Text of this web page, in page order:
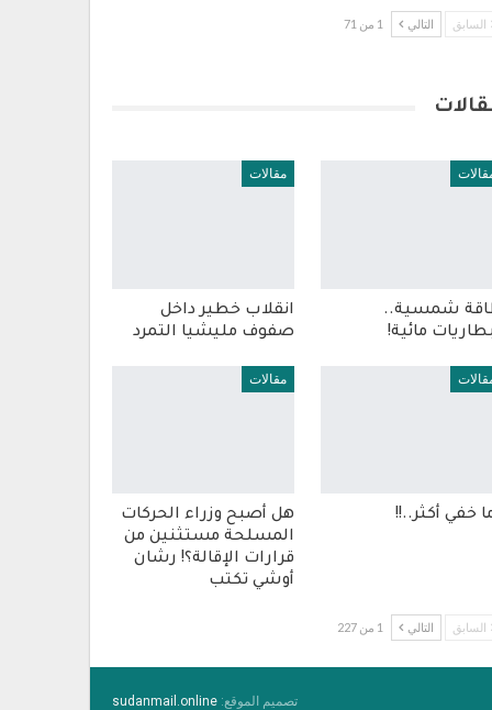
السابق التالي 1 من 71
شمسية..
مائية!
مقالات
انقلاب خطير داخل
صفوف مليشيا التمرد
خفي أكثر..!!
مقالات
هل أصبح وزراء الحركات
المسلحة مستثنين من
قرارات الإقالة؟! رشان
أوشي تكتب
السابق التالي 1 من 227
تصميم الموقع: sudanmail.online